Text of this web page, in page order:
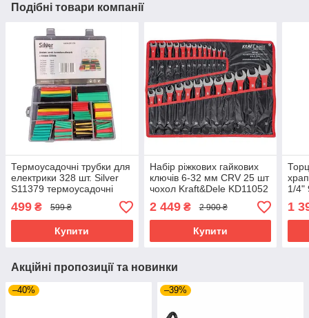
Подібні товари компанії
Термоусадочні трубки для
електрики 328 шт. Silver
S11379 термоусадочні
трубки для кабелів
499 ₴ 599 ₴
Купити
Набір ріжкових гайкових
ключів 6-32 мм CRV 25 шт
чохол Kraft&Dele KD11052
гайкові ключі для сто
ріжкові ключі для гаража
2 449₴ 2 900 ₴
Купити
1/4"
OX-
1
Акційні пропозиції та новинки
–40% –39%